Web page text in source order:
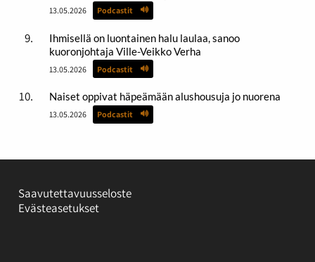
13.05.2026 Podcastit
Ihmisellä on luontainen halu laulaa, sanoo
kuoronjohtaja Ville-Veikko Verha
13.05.2026 Podcastit
Naiset oppivat häpeämään alushousuja jo nuorena
13.05.2026 Podcastit
Saavutettavuusseloste
Evästeasetukset